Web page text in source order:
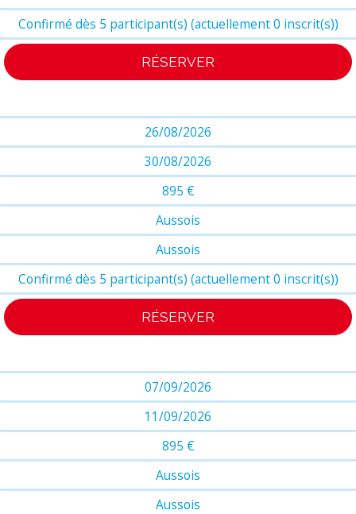
Confirmé dès 5 participant(s) (actuellement 0 inscrit(s))
RÉSERVER
26/08/2026
30/08/2026
895 €
Aussois
Aussois
Confirmé dès 5 participant(s) (actuellement 0 inscrit(s))
RÉSERVER
07/09/2026
11/09/2026
895 €
Aussois
Aussois